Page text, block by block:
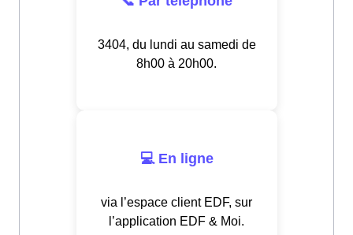
3404, du lundi au samedi de
8h00 à 20h00.
💻 En ligne
via l’espace client EDF, sur
l’application EDF & Moi.